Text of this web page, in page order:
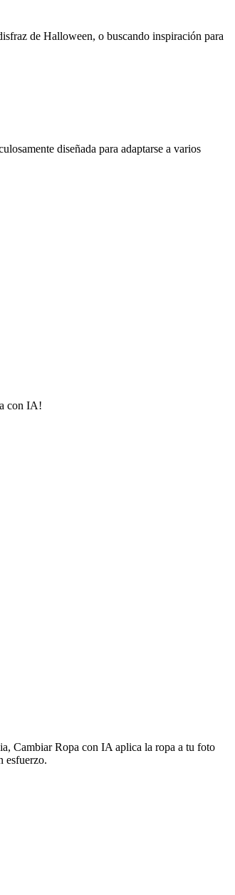
de Halloween, o buscando inspiración para
diseñada para adaptarse a varios
con IA!
Cambiar Ropa con IA aplica la ropa a tu foto
esfuerzo.